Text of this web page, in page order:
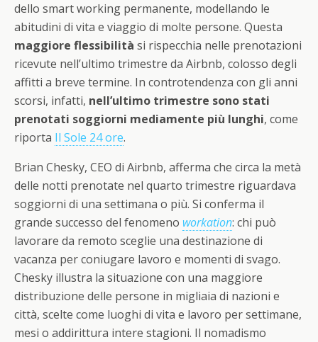
dello smart working permanente, modellando le
abitudini di vita e viaggio di molte persone. Questa
maggiore flessibilità si rispecchia nelle prenotazioni
ricevute nell’ultimo trimestre da Airbnb, colosso degli
affitti a breve termine. In controtendenza con gli anni
scorsi, infatti, nell’ultimo trimestre sono stati
prenotati soggiorni mediamente più lunghi, come
riporta Il Sole 24 ore.
Brian Chesky, CEO di Airbnb, afferma che circa la metà
delle notti prenotate nel quarto trimestre riguardava
soggiorni di una settimana o più. Si conferma il
grande successo del fenomeno workation: chi può
lavorare da remoto sceglie una destinazione di
vacanza per coniugare lavoro e momenti di svago.
Chesky illustra la situazione con una maggiore
distribuzione delle persone in migliaia di nazioni e
città, scelte come luoghi di vita e lavoro per settimane,
mesi o addirittura intere stagioni. Il nomadismo